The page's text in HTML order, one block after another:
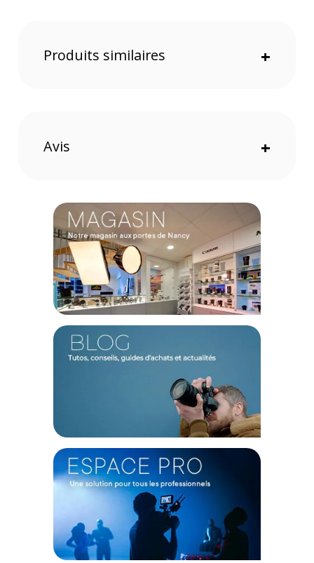
1 x Base de support d'extension arrière
1 x Adaptateur 1/4"-20 vers 2 broches
Garantie 2 ans
(1) Offre valable jusqu'au 31 Décembre 2030 à partir de 49 euros
d'achat, sur la base d'une expédition Chronopost 24H vers un point
relais situé en France continentale uniquement, valable uniquement
sur les produits de moins de 1m et moins de 20Kg.
(2) Nombre de points Fidélité estimés, hors remises au panier, basé
sur le prix TTC en €, les points seront effectivement calculés dans le
Produits similaires +
Avis +